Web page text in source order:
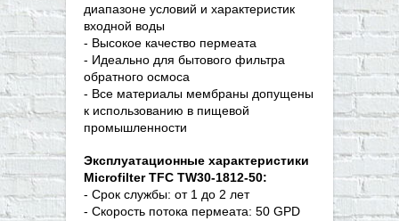
диапазоне условий и характеристик
входной воды
- Высокое качество пермеата
- Идеально для бытового фильтра
обратного осмоса
- Все материалы мембраны допущены
к использованию в пищевой
промышленности
Эксплуатационные характеристики
Microfilter TFC TW30-1812-50:
- Срок службы: от 1 до 2 лет
- Скорость потока пермеата: 50 GPD